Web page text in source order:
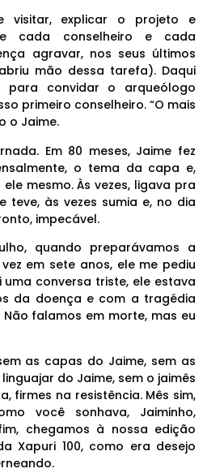
visitar, explicar o projeto e
cada conselheiro e cada
agravar, nos seus últimos
mão dessa tarefa). Daqui
para convidar o arqueólogo
primeiro conselheiro. “O mais
o Jaime.
Em 80 meses, Jaime fez
o tema da capa e,
mesmo. Às vezes, ligava pra
teve, às vezes sumia e, no dia
impecável.
quando preparávamos a
em sete anos, ele me pediu
conversa triste, ele estava
da doença e com a tragédia
falamos em morte, mas eu
as capas do Jaime, sem as
do Jaime, sem o jaimês
firmes na resistência. Mês sim,
você sonhava, Jaiminho,
chegamos à nossa edição
Xapuri 100, como era desejo